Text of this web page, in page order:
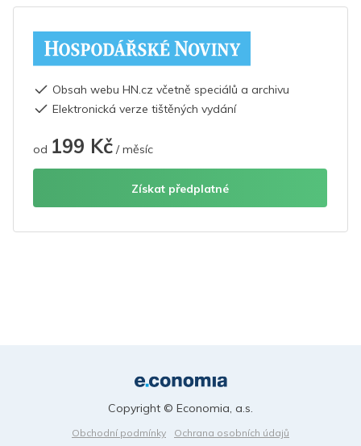
Obsah webu HN.cz včetně speciálů a archivu
Elektronická verze tištěných vydání
od 199 Kč / měsíc
Získat předplatné
Obchodní podmínky
Ochrana osobních údajů
Copyright © Economia, a.s.